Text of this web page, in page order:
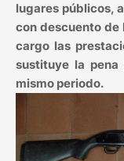
lugares públicos,
con descuento de
cargo las
sustituye la
mismo periodo.